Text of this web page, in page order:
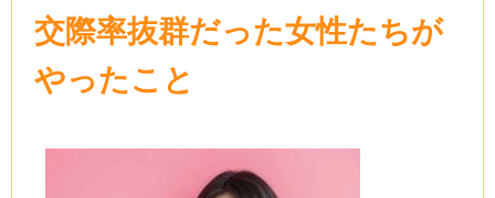
交際率抜群だった女性たちが
やったこと